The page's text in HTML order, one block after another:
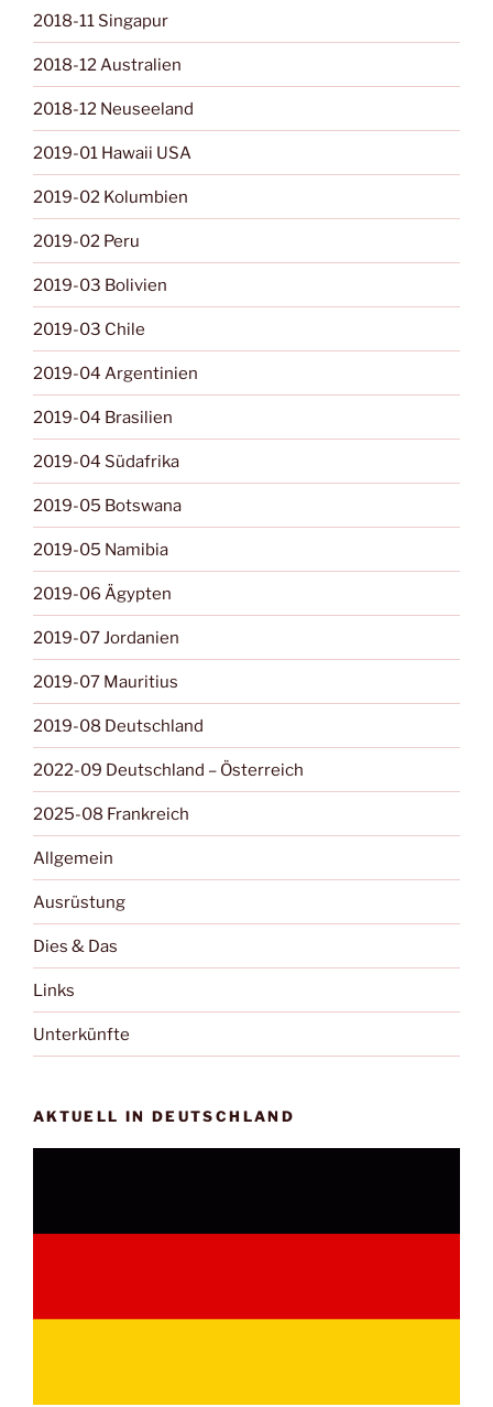
2018-11 Singapur
2018-12 Australien
2018-12 Neuseeland
2019-01 Hawaii USA
2019-02 Kolumbien
2019-02 Peru
2019-03 Bolivien
2019-03 Chile
2019-04 Argentinien
2019-04 Brasilien
2019-04 Südafrika
2019-05 Botswana
2019-05 Namibia
2019-06 Ägypten
2019-07 Jordanien
2019-07 Mauritius
2019-08 Deutschland
2022-09 Deutschland – Österreich
2025-08 Frankreich
Allgemein
Ausrüstung
Dies & Das
Links
Unterkünfte
AKTUELL IN DEUTSCHLAND